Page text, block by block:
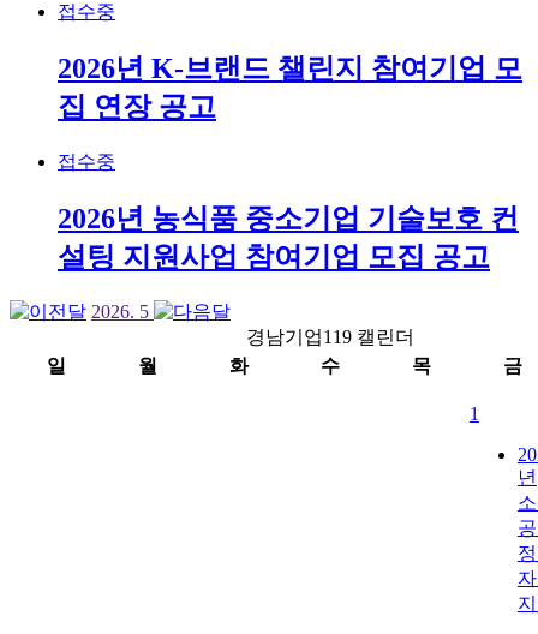
접수중
2026년 K-브랜드 챌린지 참여기업 모
집 연장 공고
접수중
2026년 농식품 중소기업 기술보호 컨
설팅 지원사업 참여기업 모집 공고
2026. 5
경남기업119 캘린더
일
월 화 수 목 금
1
년